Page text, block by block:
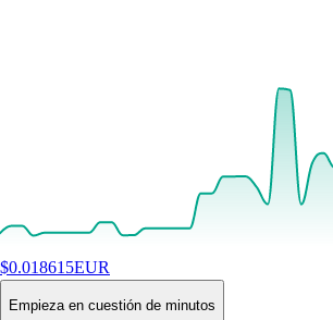
$0.018615EUR
+0.94%24H
Buy
Empieza en cuestión de minutos